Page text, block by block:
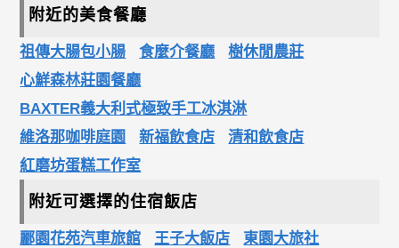
附近的美食餐廳
祖傳大腸包小腸 食麼介餐廳
樹休閒農莊
心鮮森林莊園餐廳
BAXTER義大利式極致手工冰淇淋
維洛那咖啡庭園
新福飲食店
清和飲食店
紅磨坊蛋糕工作室
附近可選擇的住宿飯店
酈園花苑汽車旅館 王子大飯店
東園大旅社